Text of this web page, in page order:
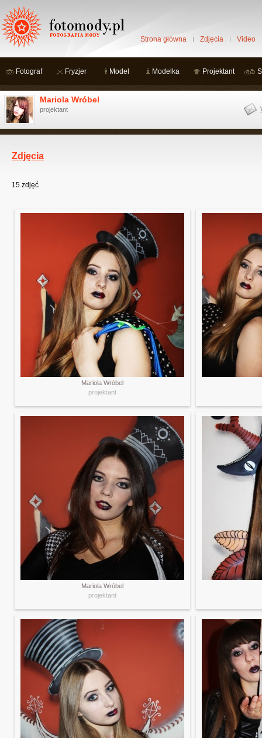
Strona główna Zdjęcia Video
Fotograf Fryzjer Model Modelka Projektant
Mariola Wróbel
projektant
Zdjęcia
15 zdjęć
Mariola Wróbel
projektant
Mariola Wróbel
projektant